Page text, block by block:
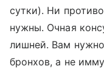
сутки). Ни
нужны. Очная
лишней. Вам нужно
бронхов, а не